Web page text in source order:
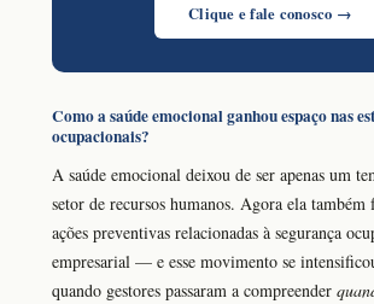
Clique e fale conosco →
Como a saúde emocional ganhou espaço nas
ocupacionais?
A saúde emocional deixou de ser apenas um
setor de recursos humanos. Agora ela também
ações preventivas relacionadas à segurança
empresarial — e esse movimento se
quando gestores passaram a compreender